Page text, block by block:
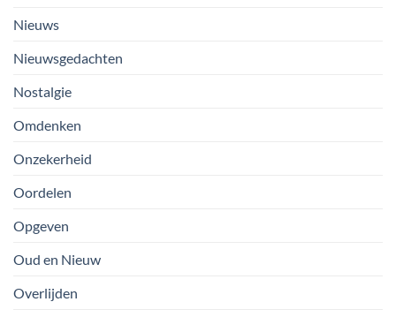
Nieuws
Nieuwsgedachten
Nostalgie
Omdenken
Onzekerheid
Oordelen
Opgeven
Oud en Nieuw
Overlijden